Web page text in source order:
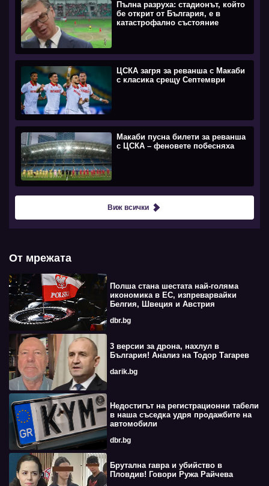
Пълна разруха: стадионът, който
бе открит от България, е в
катастрофално състояние
ЦСКА загря за реванша с Макаби
с класика срещу Септември
Макаби пусна билети за реванша
с ЦСКА – феновете побесняха
Виж всички
От мрежата
Полша стана шестата най-голяма
икономика в ЕС, изпреварвайки
Белгия, Швеция и Австрия
dbr.bg
3 версии за дрона, нахлул в
България! Анализ на Тодор Тагарев
darik.bg
Недостигът на регистрационни табели
в наша съседка удря продажбите на
автомобили
dbr.bg
Брутална гавра и убийство в
Пловдив! Говори Ружа Райчева